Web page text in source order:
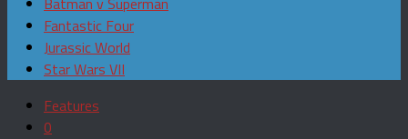
Fantastic Four
Jurassic World
Star Wars VII
Features
0